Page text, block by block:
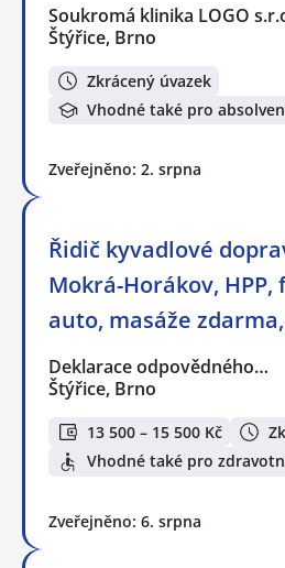
Soukromá klinika LOGO
Štýřice, Brno
Zkrácený úvazek
Vhodné také pro
Zveřejněno: 2. srpna
Řidič kyvadlové
Mokrá-Horákov,
auto, masáže
Deklarace odpovědného…
Štýřice, Brno
13 500 – 15 500 Kč
Vhodné také pro
Zveřejněno: 6. srpna